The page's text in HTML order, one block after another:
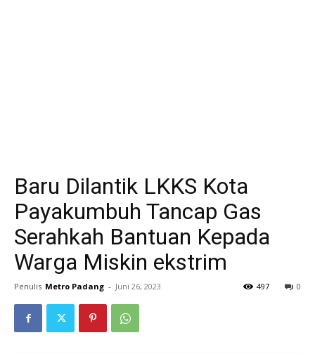
Baru Dilantik LKKS Kota
Payakumbuh Tancap Gas
Serahkah Bantuan Kepada
Warga Miskin ekstrim
Penulis Metro Padang - Juni 26, 2023 0
497